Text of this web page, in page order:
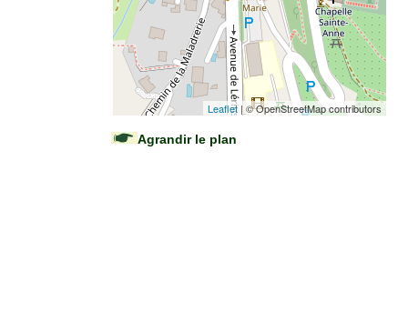
Leaflet| © OpenStreetMap contributors
Agrandir le plan